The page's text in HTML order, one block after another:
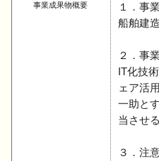
事業成果物概要
１．事
船舶建
２．事
IT化技
ェア活
一助と
当させ
３．注